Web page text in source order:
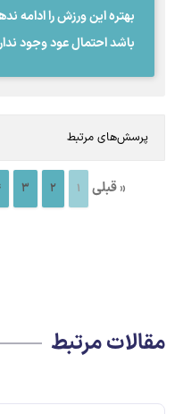
بهتره این ورزش را ادامه
باشد احتمال عود وجود
« قبلی 1
2
3
مقالات مرتبط